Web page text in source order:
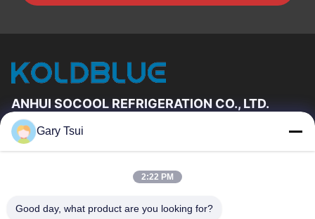
ANHUI SOCOOL REFRIGERATION CO., LTD.
দ্রুত লিঙ্ক
আমাদের সম্পর্কে
কারখানা ভ্রমণ
মান নিয়ন্ত্রণ
Gary Tsui
2:22 PM
Good day, what product are you looking for?